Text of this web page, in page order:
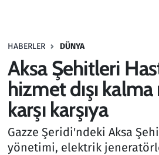
HABERLER DÜNYA
Aksa Şehitleri
hizmet dışı
karşı karşıya
Gazze Şeridi'ndeki Aksa
yönetimi, elektrik
Haber
Kültür Sanat
Kurumsal Haberler
Lezzet Durağı